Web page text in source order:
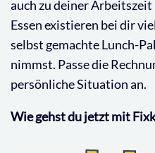
auch zu deiner
Essen existieren bei dir
selbst gemachte Lunch-
nimmst. Passe die
persönliche Situation an.
Wie gehst du jetzt mit